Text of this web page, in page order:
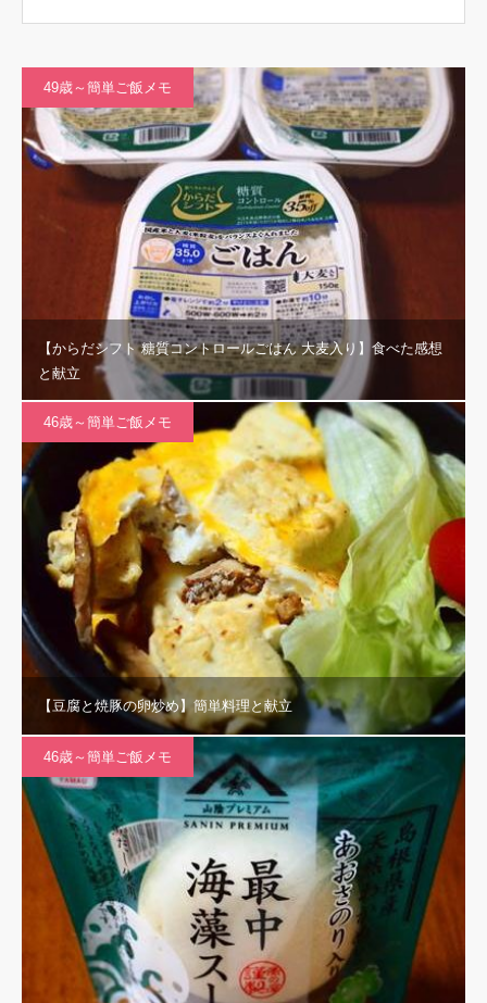
49歳～簡単ご飯メモ
【からだシフト 糖質コントロールごはん 大麦入り】食べた感想
と献立
46歳～簡単ご飯メモ
【豆腐と焼豚の卵炒め】簡単料理と献立
46歳～簡単ご飯メモ